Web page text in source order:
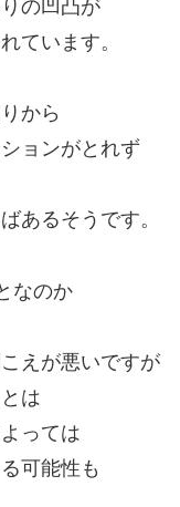
の凹凸が
ています。
から
ョンがとれず
あるそうです。
なのか
えが悪いですが
は
っては
可能性も